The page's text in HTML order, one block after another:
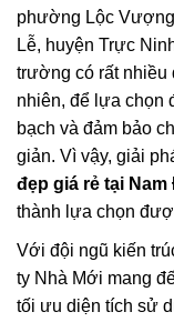
phường Lộc
Lễ, huyện Trực
trường có rất nhiều
nhiên, để lựa chọn
bạch và đảm bảo
giản. Vì vậy, giải
đẹp giá rẻ tại Nam
thành lựa chọn
Với đội ngũ kiến
ty Nhà Mới mang
tối ưu diện tích sử